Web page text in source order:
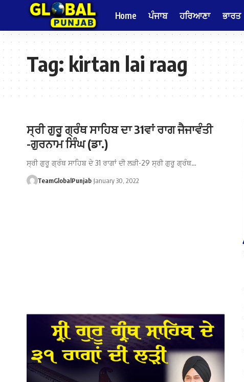
Home ਪੰਜਾਬ ਹਰਿਆਣਾ ਭਾਰਤ
Tag:kirtan lai raag
ਸ੍ਰੀ ਗੁਰੂ ਗ੍ਰੰਥ ਸਾਹਿਬ ਦਾ 31ਵਾਂ ਰਾਗ ਜੈਜਾਵੰਤੀ
-ਗੁਰਨਾਮ ਸਿੰਘ (ਡਾ.)
ਸ੍ਰੀ ਗੁਰੂ ਗ੍ਰੰਥ ਸਾਹਿਬ ਦੇ 31 ਰਾਗਾਂ ਦੀ ਲੜੀ-29 ਸ੍ਰੀ ਗੁਰੂ ਗ੍ਰੰਥ…
TeamGlobalPunjab January 30, 2022